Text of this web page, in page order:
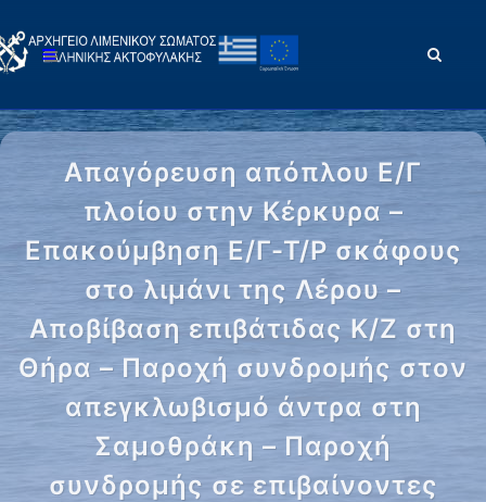
Απαγόρευση απόπλου Ε/Γ
πλοίου στην Κέρκυρα –
Επακούμβηση Ε/Γ-Τ/Ρ σκάφους
στο λιμάνι της Λέρου –
Αποβίβαση επιβάτιδας Κ/Ζ στη
Θήρα – Παροχή συνδρομής στον
απεγκλωβισμό άντρα στη
Σαμοθράκη – Παροχή
συνδρομής σε επιβαίνοντες